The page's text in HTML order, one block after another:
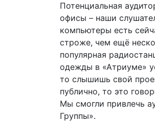
Потенциальная
офисы – наши
компьютеры есть
строже, чем ещё
популярная
одежды в «Атриуме»
то слышишь свой
публично, то это
Мы смогли привлечь
Группы».